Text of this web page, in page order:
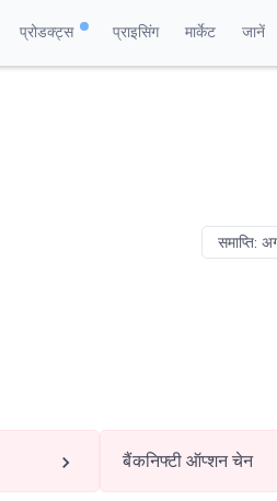
प्रोडक्ट्स प्राइसिंग मार्केट जानें
बैंकनिफ्टी ऑप्शन चेन